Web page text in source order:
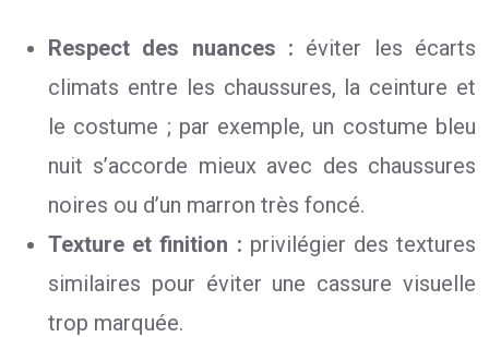
Respect des nuances : éviter les écarts
climats entre les chaussures, la ceinture et
le costume ; par exemple, un costume bleu
nuit s’accorde mieux avec des chaussures
noires ou d’un marron très foncé.
Texture et finition : privilégier des textures
similaires pour éviter une cassure visuelle
trop marquée.